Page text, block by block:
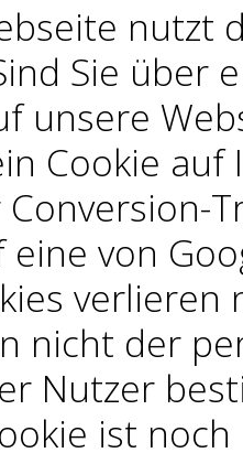
nutzt
Sie über
unsere
Cookie auf
eine von
nicht der
Nutzer
ist